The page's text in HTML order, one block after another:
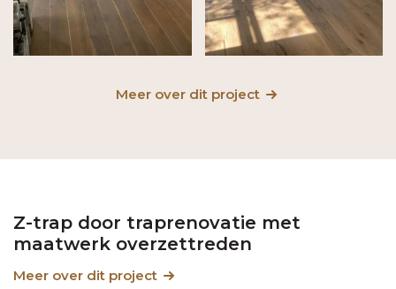
Meer over dit project
Z-trap door traprenovatie met
maatwerk overzettreden
Meer over dit project